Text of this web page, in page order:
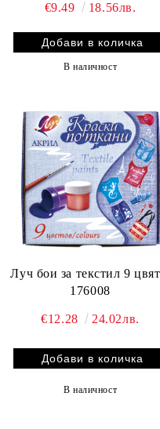
€9.49
18.56лв.
В наличност
Луч бои за текстил 9
176008
€12.28 24.02лв.
В наличност